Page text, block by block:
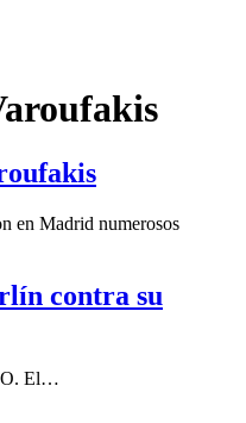
en Madrid numerosos
contra su
El…